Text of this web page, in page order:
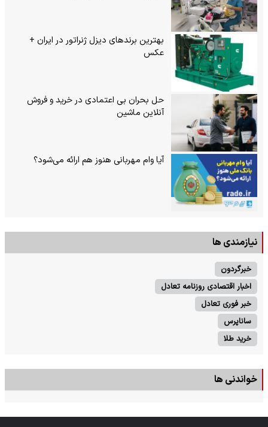
بهترین برندهای دیزل ژنراتور در ایران +
عکس
حل بحران بی‌ اعتمادی در خرید و فروش
آنلاین ماشین
آیا وام مهربانی هنوز هم ارائه می‌شود؟
نیازمندی ها
خبرگردون
اخبار اقتصادی روزنامه تعادل
خبر فوری تعادل
ساناپرس
خرید طلا
خواندنی ها